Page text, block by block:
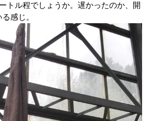
ル程でしょうか。遅かったのか、開
感じ。